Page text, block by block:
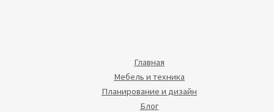
Главная
Мебель и техника
Планирование и дизайн
Блог